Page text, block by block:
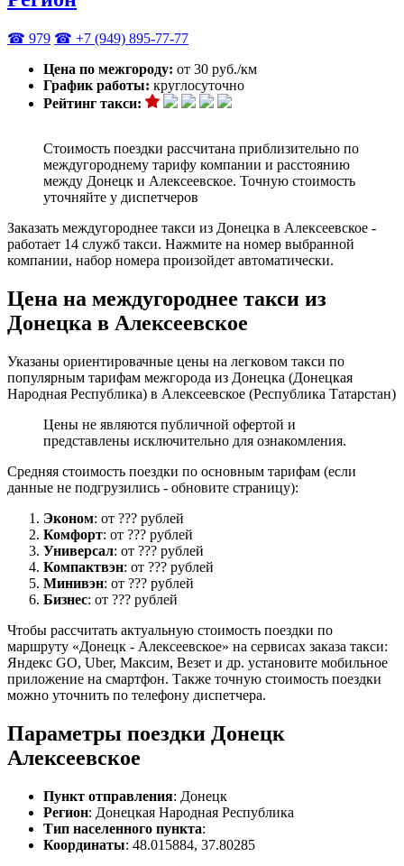
☎ 979 ☎ +7 (949) 895-77-77
Цена по межгороду: от 30 руб./км
График работы: круглосуточно
Рейтинг такси:
Стоимость поездки рассчитана приблизительно по
междугороднему тарифу компании и расстоянию
между Донецк и Алексеевское. Точную стоимость
уточняйте у диспетчеров
Заказать междугороднее такси из Донецка в Алексеевское -
работает 14 служб такси. Нажмите на номер выбранной
компании, набор номера произойдет автоматически.
Цена на междугороднее такси из
Донецка в Алексеевское
Указаны ориентировачные цены на легковом такси по
популярным тарифам межгорода из Донецка (Донецкая
Народная Республика) в Алексеевское (Республика Татарстан)
Цены не являются публичной офертой и
представлены исключительно для ознакомления.
Средняя стоимость поездки по основным тарифам (если
данные не подгрузились - обновите страницу):
Эконом: от ??? рублей
Комфорт: от ??? рублей
Универсал: от ??? рублей
Компактвэн: от ??? рублей
Минивэн: от ??? рублей
Бизнес: от ??? рублей
Чтобы рассчитать актуальную стоимость поездки по
маршруту «Донецк - Алексеевское» на сервисах заказа такси:
Яндекс GO, Uber, Максим, Везет и др. установите мобильное
приложение на смартфон. Также точную стоимость поездки
можно уточнить по телефону диспетчера.
Параметры поездки Донецк
Алексеевское
Пункт отправления: Донецк
Регион: Донецкая Народная Республика
Тип населенного пункта:
Координаты: 48.015884, 37.80285